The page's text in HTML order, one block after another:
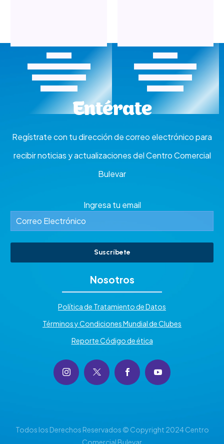
Entérate
Regístrate con tu dirección de correo electrónico para
recibir noticias y actualizaciones del Centro Comercial
Bulevar
Ingresa tu email
Suscríbete
Nosotros
Política de Tratamiento de Datos
Términos y Condiciones Mundial de Clubes
Reporte Código de ética
Todos los Derechos Reservados © Copyright 2024 Centro
Comercial Bulevar